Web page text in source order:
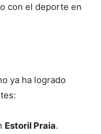
con el deporte en
ya ha logrado
Estoril Praia.